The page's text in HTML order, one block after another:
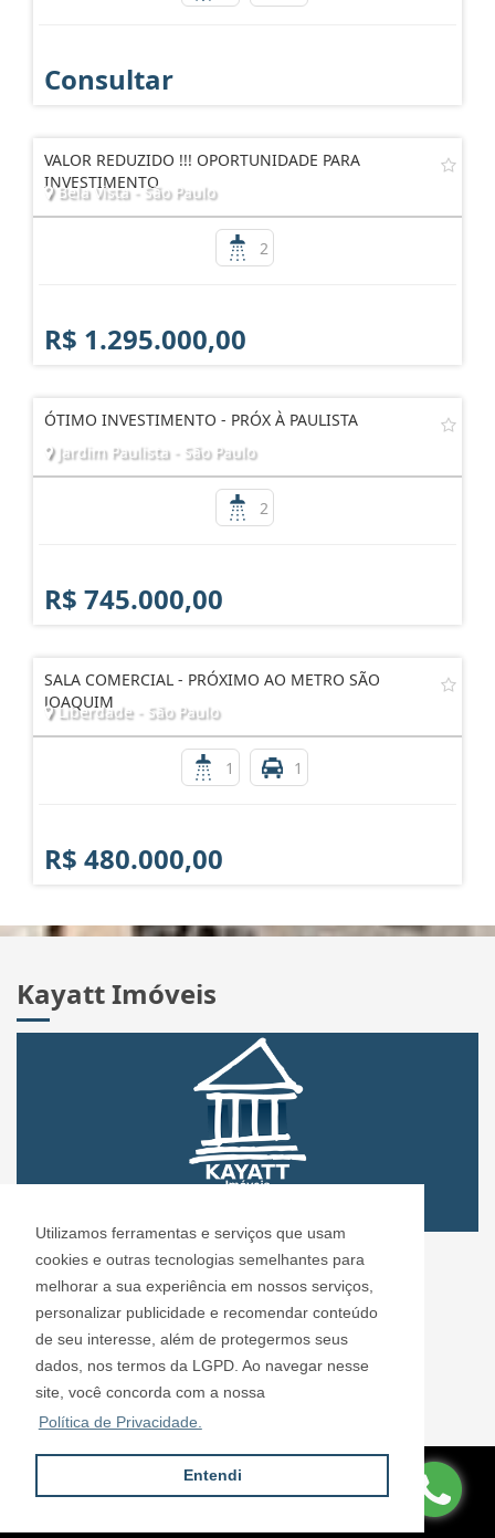
Utilizamos ferramentas e serviços que usam
cookies e outras tecnologias semelhantes para
melhorar a sua experiência em nossos serviços,
personalizar publicidade e recomendar conteúdo
de seu interesse, além de protegermos seus
dados, nos termos da LGPD. Ao navegar nesse
site, você concorda com a nossa
Política de Privacidade.
Entendi
Consultar
VALOR REDUZIDO !!! OPORTUNIDADE PARA
INVESTIMENTO
Bela Vista - São Paulo
2
R$ 1.295.000,00
ÓTIMO INVESTIMENTO - PRÓX À PAULISTA
Jardim Paulista - São Paulo
2
R$ 745.000,00
SALA COMERCIAL - PRÓXIMO AO METRO SÃO
JOAQUIM
Liberdade - São Paulo
1 1
R$ 480.000,00
Kayatt Imóveis
CRECI: 72.304
Informações de Contato
Kayatt Imóveis - 72.304
contato@kayattimoveis.com.br
+55 (11) 99200-6432
ImóvelOffice© - Todos os direitos reservados